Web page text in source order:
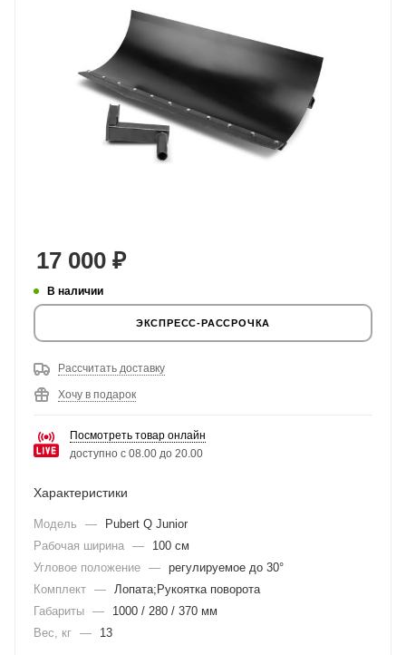
17 000 ₽
В наличии
ЭКСПРЕСС-РАССРОЧКА
Рассчитать доставку
Хочу в подарок
Посмотреть товар онлайн
доступно с 08.00 до 20.00
Характеристики
Модель —
Pubert Q Junior
Рабочая ширина —
100 см
Угловое положение — регулируемое до 30°
Комплект —
Лопата;Рукоятка поворота
Габариты —
1000 / 280 / 370 мм
Вес, кг — 13